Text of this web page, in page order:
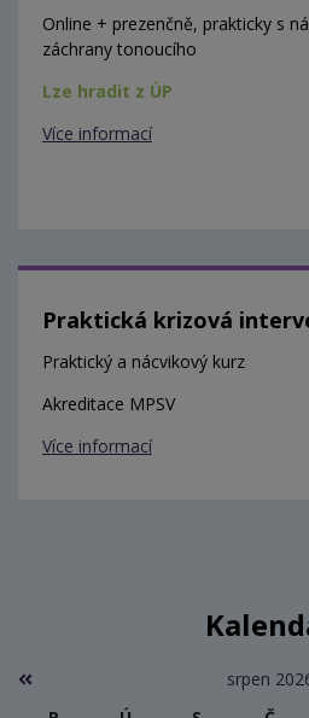
Online + prezenčně, prakticky s
záchrany tonoucího
Lze hradit z ÚP
Více informací
Praktická krizová
Praktický a nácvikový kurz
Akreditace MPSV
Více informací
srpen